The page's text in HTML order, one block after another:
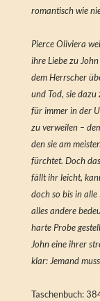
romantisch wie
Pierce Oliviera
ihre Liebe zu
dem Herrscher
und Tod, sie dazu
für immer in der
zu verweilen –
den sie am
fürchtet. Doch
fällt ihr leicht,
doch so bis in
alles andere
harte Probe
John eine ihrer
klar: Jemand
Taschenbuch: